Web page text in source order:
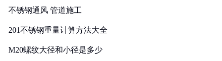
不锈钢通风 管道施工
201不锈钢重量计算方法大全
M20螺纹大径和小径是多少